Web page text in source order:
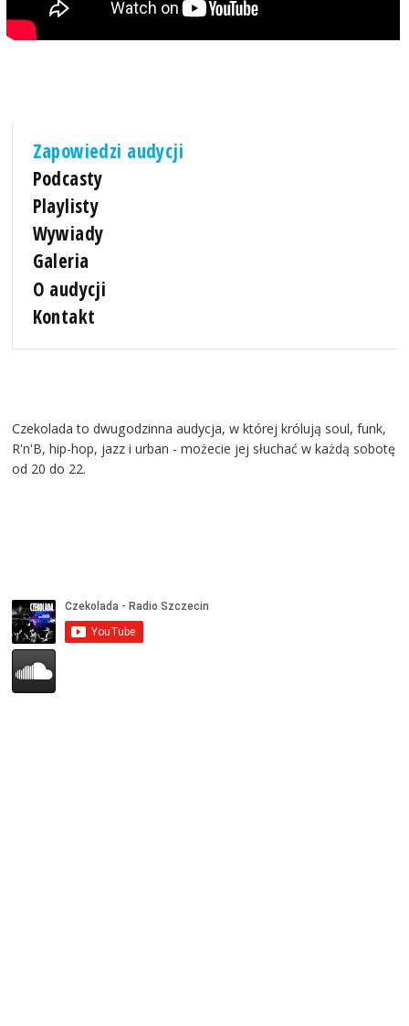
Zapowiedzi audycji
Podcasty
Playlisty
Wywiady
Galeria
O audycji
Kontakt
Czekolada to dwugodzinna audycja, w której królują soul, funk,
R'n'B, hip-hop, jazz i urban - możecie jej słuchać w każdą sobotę
od 20 do 22.